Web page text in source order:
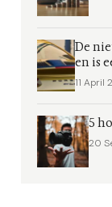
De
en is
11 April
5
20